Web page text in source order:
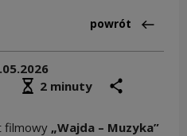
Powrót
powrót
Średni czas czytania
2 minuty
filmowy „Wajda – Muzyka”